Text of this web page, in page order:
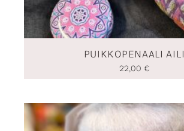
PUIKKOPENAALI AILI
22,00 €